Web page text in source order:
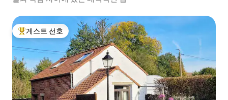
상위 게스트 선호
게스트 선호